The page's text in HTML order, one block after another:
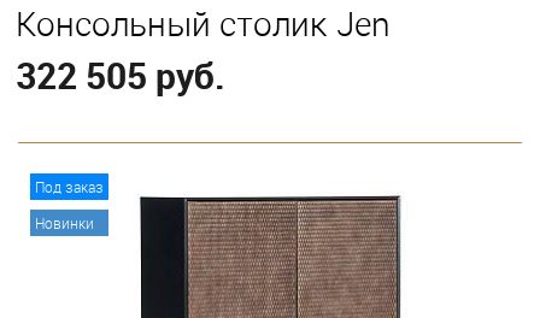
Консольный столик Jen
322 505 руб.
Под заказ
Новинки